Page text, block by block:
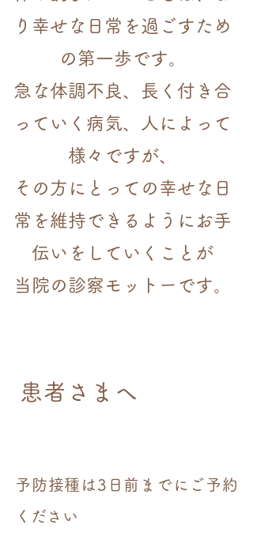
り幸せな日常を過ごすため
の第一歩です。
急な体調不良、長く付き合
っていく病気、人によって
様々ですが、
その方にとっての幸せな日
常を維持できるように お手
伝いをしていくことが
​当院の診察モットーです。
​患者さまへ
予防接種は3日前までにご予約
ください